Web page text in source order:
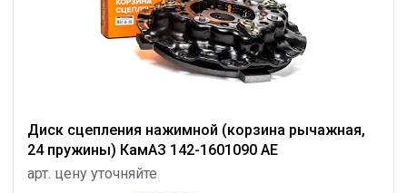
Диск сцепления нажимной (корзина рычажная,
24 пружины) КамАЗ 142-1601090 АЕ
арт. цену уточняйте